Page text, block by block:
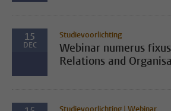
15
DEC
Studievoorlichting
Webinar numerus
Relations and
Studievoorlichting | Webinar